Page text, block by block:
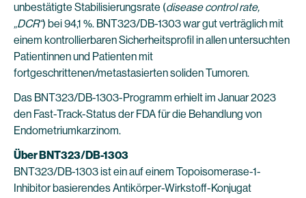
unbestätigte Stabilisierungsrate (disease control rate,
„DCR“) bei 94,1 %. BNT323/DB-1303 war gut verträglich mit
einem kontrollierbaren Sicherheitsprofil in allen untersuchten
Patientinnen und Patienten mit
fortgeschrittenen/metastasierten soliden Tumoren.
Das BNT323/DB-1303-Programm erhielt im Januar 2023
den Fast-Track-Status der FDA für die Behandlung von
Endometriumkarzinom.
ÜberBNT323/DB-1303
BNT323/DB-1303 ist ein auf einem Topoisomerase-1-
Inhibitor basierendes Antikörper-Wirkstoff-Konjugat